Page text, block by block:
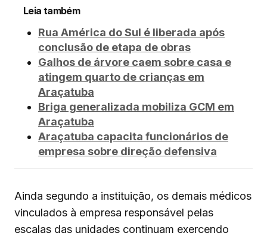
Leia também
Rua América do Sul é liberada após
conclusão de etapa de obras
Galhos de árvore caem sobre casa e
atingem quarto de crianças em
Araçatuba
Briga generalizada mobiliza GCM em
Araçatuba
Araçatuba capacita funcionários de
empresa sobre direção defensiva
Ainda segundo a instituição, os demais médicos
vinculados à empresa responsável pelas
escalas das unidades continuam exercendo